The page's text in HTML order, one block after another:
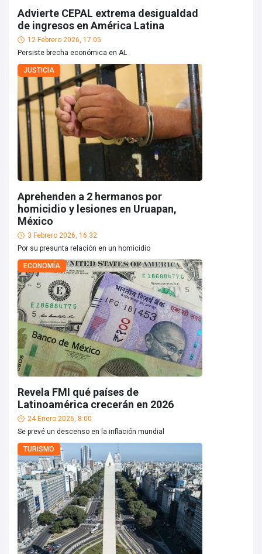
Advierte CEPAL extrema desigualdad
de ingresos en América Latina
12 Febrero 2026, 17:05
Persiste brecha económica en AL
JUSTICIA
Aprehenden a 2 hermanos por
homicidio y lesiones en Uruapan,
México
3 Febrero 2026, 16:32
Por su presunta relación en un homicidio
ECONOMÍA
Revela FMI qué países de
Latinoamérica crecerán en 2026
24 Enero 2026, 8:00
Se prevé un descenso en la inflación mundial
TURISMO